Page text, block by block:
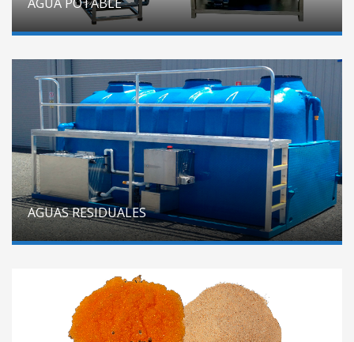
AGUAS RESIDUALES